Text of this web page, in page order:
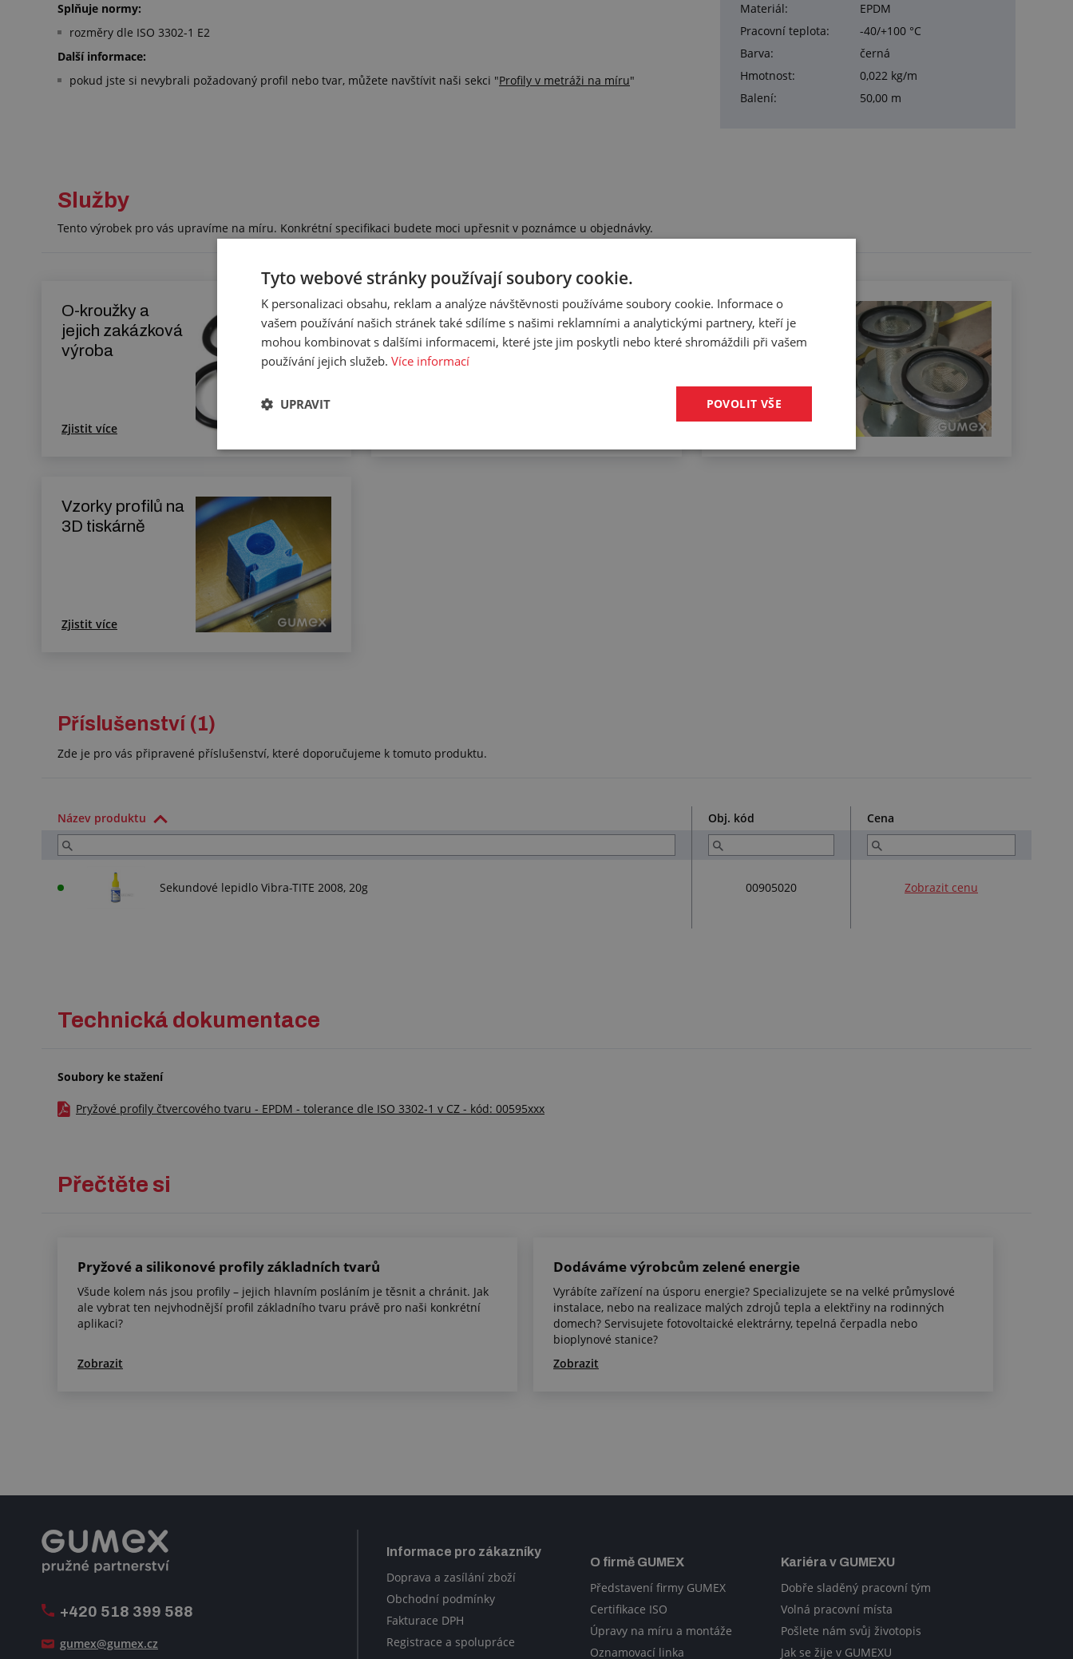
Splňuje normy:
rozměry dle ISO 3302-1 E2
Další informace:
pokud jste si nevybrali požadovaný profil nebo tvar, můžete navštívit naši sekci "Profily v metráži na míru"
Materiál:
EPDM
Pracovní teplota:
-40/+100 °C
Barva:
černá
Hmotnost:
0,022 kg/m
Balení:
50,00 m
Služby
Tento výrobek pro vás upravíme na míru. Konkrétní specifikaci budete moci upřesnit v poznámce u objednávky.
O-kroužky a
jejich zakázková
výroba
Zjistit více
Řezání profilů na
sekacím stroji
Slepování profilů
do
požadovaných
Vzorky profilů na
3D tiskárně
Zjistit více
Příslušenství (1)
Zde je pro vás připravené příslušenství, které doporučujeme k tomuto produktu.
Název produktu Obj. kód Cena
Sekundové lepidlo Vibra-TITE 2008, 20g 00905020 Zobrazit cenu
Technická dokumentace
Soubory ke stažení
Pryžové profily čtvercového tvaru - EPDM - tolerance dle ISO 3302-1 v CZ - kód: 00595xxx
Přečtěte si
Pryžové a silikonové profily základních tvarů
Všude kolem nás jsou profily – jejich hlavním posláním je těsnit a chránit. Jak
ale vybrat ten nejvhodnější profil základního tvaru právě pro naši konkrétní
aplikaci?
Zobrazit
Dodáváme výrobcům zelené energie
Vyrábíte zařízení na úsporu energie? Specializujete se na velké průmyslové
instalace, nebo na realizace malých zdrojů tepla a elektřiny na rodinných
domech? Servisujete fotovoltaické elektrárny, tepelná čerpadla nebo
bioplynové stanice?
Zobrazit
+420 518 399 588
gumex@gumex.cz
Informace pro zákazníky
Doprava a zasílání zboží
Obchodní podmínky
Fakturace DPH
Registrace a spolupráce
O firmě GUMEX
Představení firmy GUMEX
Certifikace ISO
Úpravy na míru a montáže
Oznamovací linka
Kariéra v GUMEXU
Dobře sladěný pracovní tým
Volná pracovní místa
Pošlete nám svůj životopis
Jak se žije v GUMEXU
Tyto webové stránky používají soubory cookie.
K personalizaci obsahu, reklam a analýze návštěvnosti používáme soubory cookie. Informace o
vašem používání našich stránek také sdílíme s našimi reklamními a analytickými partnery, kteří je
mohou kombinovat s dalšími informacemi, které jste jim poskytli nebo které shromáždili při vašem
používání jejich služeb. Více informací
POVOLIT VŠE
UPRAVIT